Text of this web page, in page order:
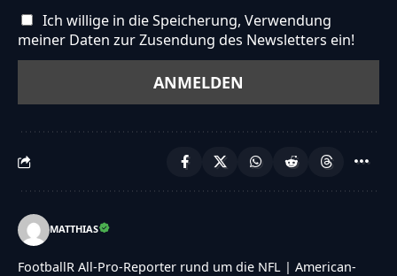
Ich willige in die Speicherung, Verwendung
meiner Daten zur Zusendung des Newsletters ein!
MATTHIAS
FootballR All-Pro-Reporter rund um die NFL | American-